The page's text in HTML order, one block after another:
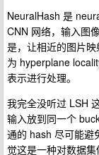
NeuralHash 是
CNN 网络，输入图
是，让相近的图片
为 hyperplane
表示进行处理。
我完全没听过 LSH
输入放到同一个
通的 hash 尽可能避
觉这是一种对数据集